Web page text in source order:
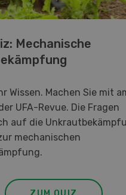
Mechanische
Wissen. Machen Sie mit
UFA-Revue. Die Fragen
auf die
mechanischen